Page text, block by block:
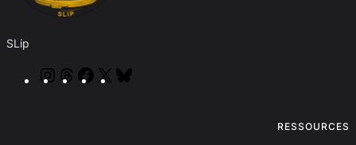
SLip
Instagram
ThreadsFacebook
X
RESSOURCES